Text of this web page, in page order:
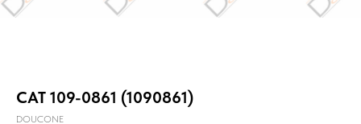
CAT 109-0861 (1090861)
DOUCONE